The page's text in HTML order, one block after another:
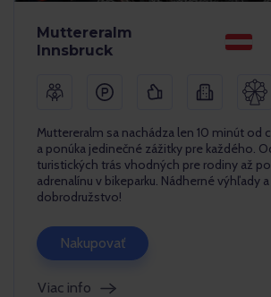
Muttereralm
Innsbruck
Muttereralm sa nachádza len 10 minút od
a ponúka jedinečné zážitky pre každého.
turistických trás vhodných pre rodiny až
adrenalínu v bikeparku. Nádherné výhľady
dobrodružstvo!
Nakupovať
Viac info